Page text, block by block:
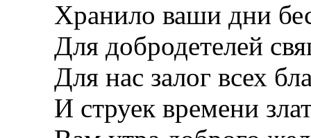
Хранило ваши дни
Для добродетелей
Для нас залог всех
И струек времени